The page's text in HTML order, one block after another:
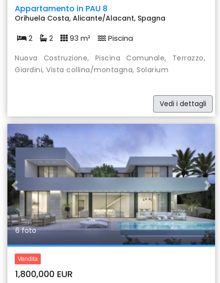
Appartamento in PAU 8
Orihuela Costa, Alicante/Alacant, Spagna
2 2 93 m² Piscina
Nuova Costruzione, Piscina Comunale, Terrazzo,
Giardini, Vista collina/montagna, Solarium
Vedi i dettagli
Previous
6 foto
Vendita
1,800,000 EUR